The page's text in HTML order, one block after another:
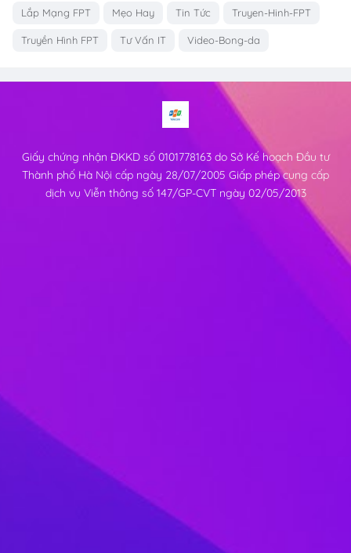
Lắp Mạng FPT Mẹo Hay Tin Tức Truyen-Hinh-FPT
Truyền Hình FPT Tư Vấn IT Video-Bong-da
Giấy chứng nhận ĐKKD số 0101778163 do Sở Kế hoạch Đầu tư
Thành phố Hà Nội cấp ngày 28/07/2005 Giấp phép cung cấp
dịch vụ Viễn thông số 147/GP-CVT ngày 02/05/2013